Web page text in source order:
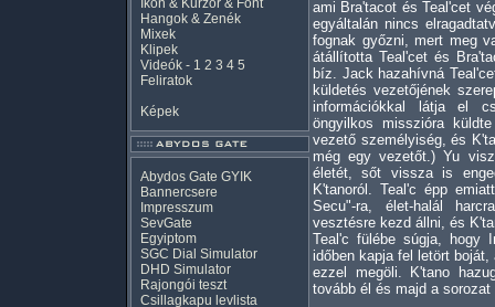
Ikon & Kurzor & Font
Hangok & Zenék
Mixek
Klipek
Videók - 1 2 3 4 5
Feliratok
Képek
Abydos Gate GYIK
Bannercsere
Impresszum
SevGate
Egyiptom
SGC Dial Simulator
DHD Simulator
Rajongói teszt
Csillagkapu levlista
ami Bra'tacot és Teal'cet
egyáltalán nincs
fognak győzni, mert meg
átállította Teal'cet és
bíz. Jack hazahívná
küldetés vezetőjének
információkkal látja el
öngyilkos misszióra
vezető személyiség, és
még egy vezetőt.) Yu
életét, sőt vissza is
K'tanoról. Teal'c épp
Secu"-ra, élet-halál
vesztésre kezd állni, és
Teal'c fülébe súgja, hogy
időben kapja fel letört
ezzel megöli. K'tano
tovább él és majd a